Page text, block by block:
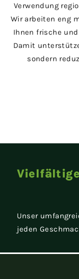
Verwendung
Wir arbeiten eng
Ihnen frische
Damit
sondern
Unser
jeden